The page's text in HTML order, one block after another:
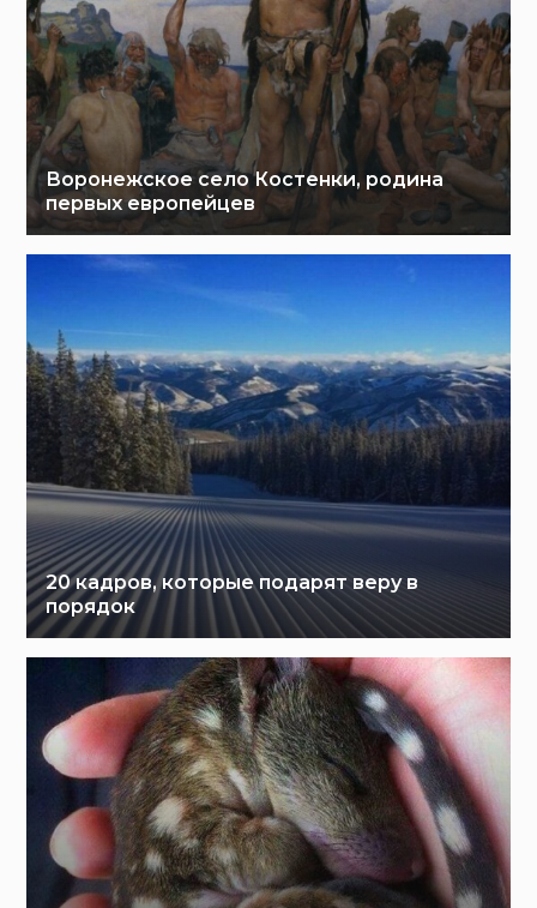
Воронежское село Костенки, родина
первых европейцев
20 кадров, которые подарят веру в
порядок